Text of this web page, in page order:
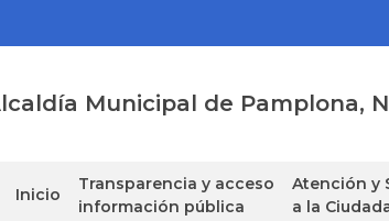
Municipal de Pamplona,
Inicio
Transparencia y acceso
información pública
Atención y
a la